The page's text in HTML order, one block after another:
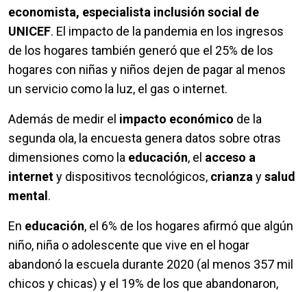
economista, especialista inclusión social de
UNICEF. El impacto de la pandemia en los ingresos
de los hogares también generó que el 25% de los
hogares con niñas y niños dejen de pagar al menos
un servicio como la luz, el gas o internet.
Además de medir el impacto económico de la
segunda ola, la encuesta genera datos sobre otras
dimensiones como la educación, el acceso a
internety dispositivos tecnológicos, crianza ysalud
mental .
En educación, el 6% de los hogares afirmó que algún
niño, niña o adolescente que vive en el hogar
abandonó la escuela durante 2020 (al menos 357 mil
chicos y chicas) y el 19% de los que abandonaron,